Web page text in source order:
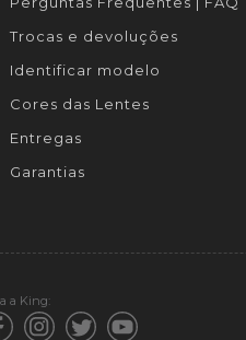
Trocas e devoluções
Identificar modelo
Cores das Lentes
Entregas
Garantias
a King: